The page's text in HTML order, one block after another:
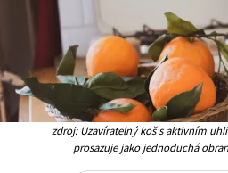
zdroj: Uzavíratelný koš s aktivním
prosazuje jako jednoduchá